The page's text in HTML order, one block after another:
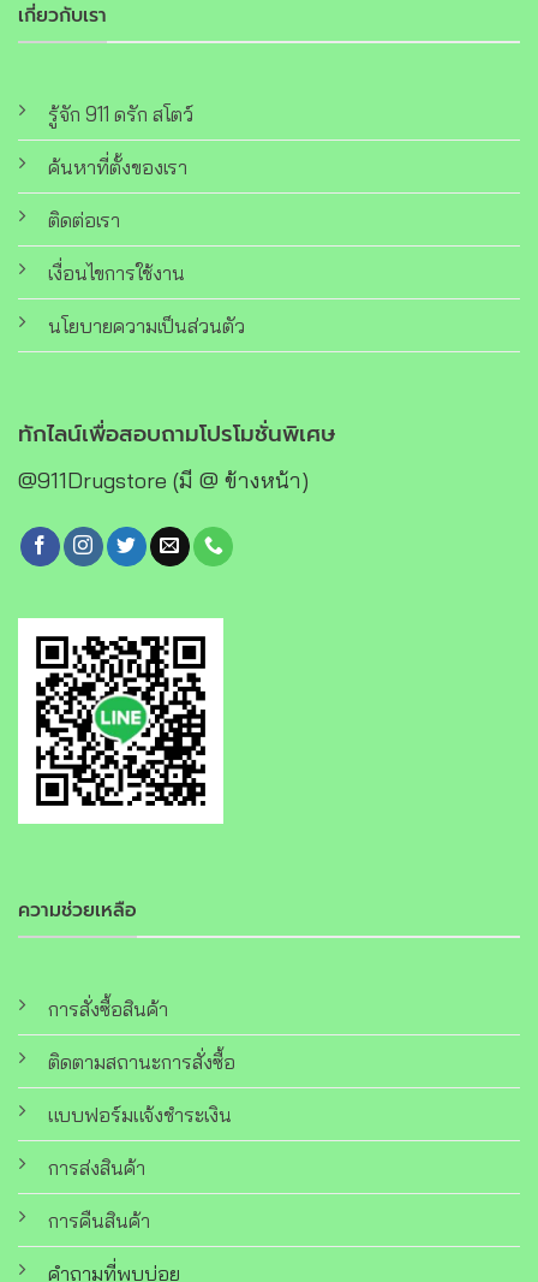
เกี่ยวกับเรา
รู้จัก 911 ดรัก สโตว์
ค้นหาที่ตั้งของเรา
ติดต่อเรา
เงื่อนไขการใช้งาน
นโยบายความเป็นส่วนตัว
ความช่วยเหลือ
การสั่งซื้อสินค้า
ติดตามสถานะการสั่งซื้อ
แบบฟอร์มแจ้งชำระเงิน
การส่งสินค้า
การคืนสินค้า
คำถามที่พบบ่อย
ทักไลน์เพื่อสอบถามโปรโมชั่นพิเศษ
@911Drugstore (มี @ ข้างหน้า)